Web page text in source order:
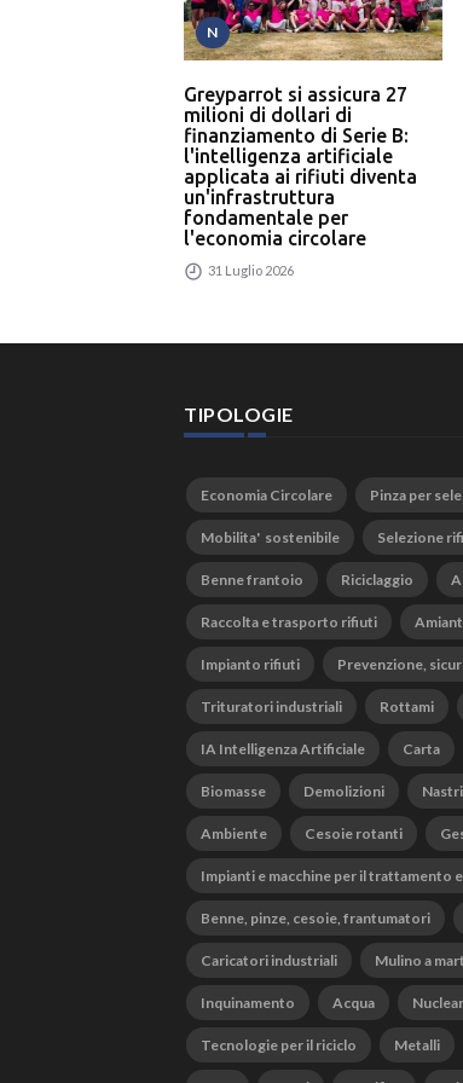
N
Greyparrot si assicura 27
milioni di dollari di
finanziamento di Serie B:
l'intelligenza artificiale
applicata ai rifiuti diventa
un'infrastruttura
fondamentale per
l'economia circolare
31 Luglio 2026
TIPOLOGIE
Economia Circolare Pinza per
Mobilita' sostenibile Selezione
Benne frantoio Riciclaggio
Raccolta e trasporto rifiuti
Impianto rifiuti Prevenzione,
Trituratori industriali Rottami
IA Intelligenza Artificiale Carta
Biomasse Demolizioni
Ambiente Cesoie rotanti
Impianti e macchine per il trattamento
Benne, pinze, cesoie, frantumatori
Caricatori industriali Mulino a
Inquinamento Acqua
Tecnologie per il riciclo Metalli